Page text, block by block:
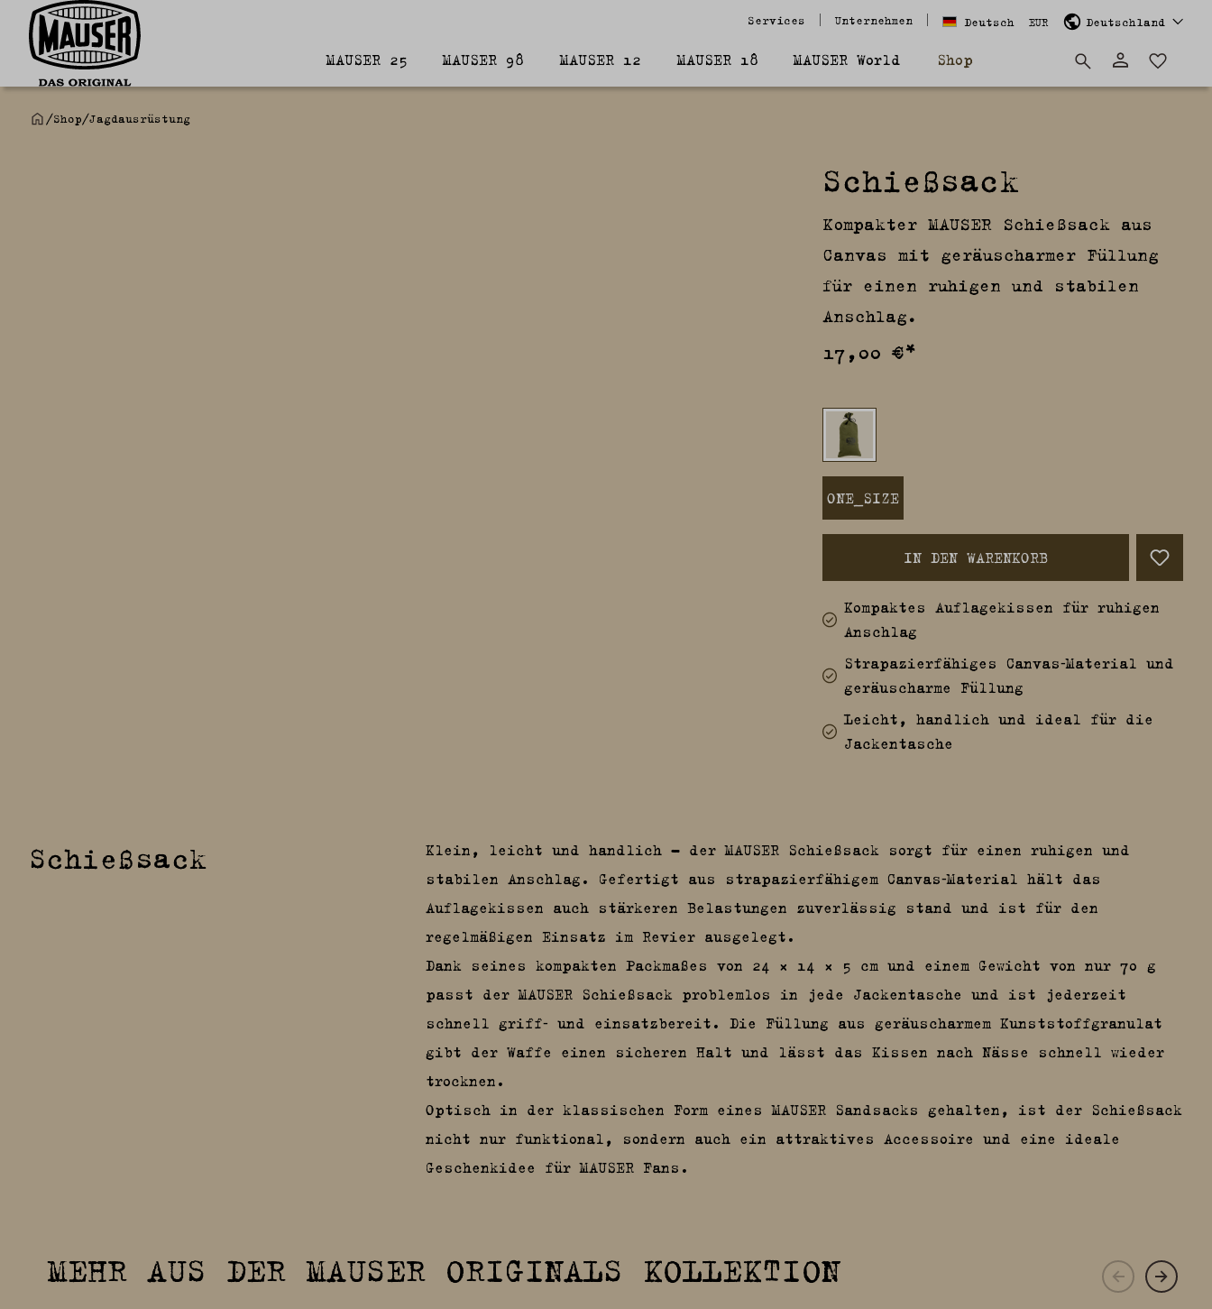
Services Unternehmen Deutsch EUR Deutschland
MAUSER 25 MAUSER 98 MAUSER 12 MAUSER 18 MAUSER World Shop
/Shop/Jagdausrüstung
Schießsack
Kompakter MAUSER Schießsack aus
Canvas mit geräuscharmer Füllung
für einen ruhigen und stabilen
Anschlag.
17,00 €*
ONE_SIZE
IN DEN WARENKORB
Kompaktes Auflagekissen für ruhigen
Anschlag
Strapazierfähiges Canvas‑Material und
geräuscharme Füllung
Leicht, handlich und ideal für die
Jackentasche
Schießsack
Klein, leicht und handlich – der MAUSER Schießsack sorgt für einen ruhigen und
stabilen Anschlag. Gefertigt aus strapazierfähigem Canvas‑Material hält das
Auflagekissen auch stärkeren Belastungen zuverlässig stand und ist für den
regelmäßigen Einsatz im Revier ausgelegt.
Dank seines kompakten Packmaßes von 24 × 14 × 5 cm und einem Gewicht von nur 70 g
passt der MAUSER Schießsack problemlos in jede Jackentasche und ist jederzeit
schnell griff‑ und einsatzbereit. Die Füllung aus geräuscharmem Kunststoffgranulat
gibt der Waffe einen sicheren Halt und lässt das Kissen nach Nässe schnell wieder
trocknen.
Optisch in der klassischen Form eines MAUSER Sandsacks gehalten, ist der Schießsack
nicht nur funktional, sondern auch ein attraktives Accessoire und eine ideale
Geschenkidee für MAUSER Fans.
MEHR AUS DER MAUSER ORIGINALS KOLLEKTION